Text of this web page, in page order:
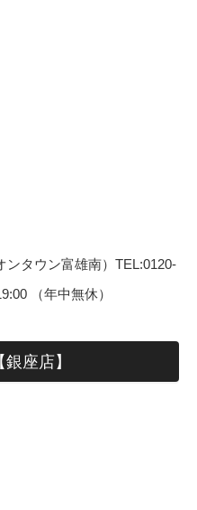
ンタウン富雄南）TEL:0120-
（年中無休）
座店】